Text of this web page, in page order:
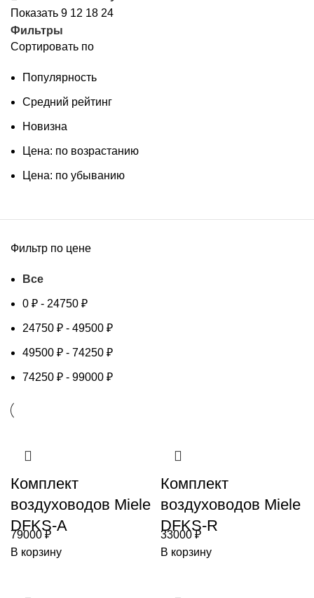
Показать 9 12 18 24
Фильтры
Сортировать по
Популярность
Средний рейтинг
Новизна
Цена: по возрастанию
Цена: по убыванию
Фильтр по цене
Все
0 ₽ - 24750 ₽
24750 ₽ - 49500 ₽
49500 ₽ - 74250 ₽
74250 ₽ - 99000 ₽
Комплект
воздуховодов Miele
DFKS-A
79000₽
В корзину
Комплект
воздуховодов Miele
DFKS-R
33000₽
В корзину